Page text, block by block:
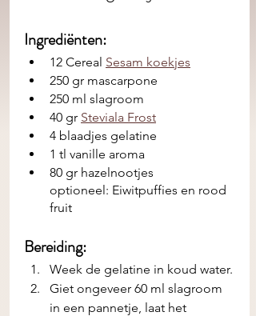
Ingrediënten:
12 Cereal Sesam koekjes
250 gr mascarpone
250 ml slagroom
40 gr Steviala Frost
4 blaadjes gelatine
1 tl vanille aroma
80 gr hazelnootjes
optioneel: Eiwitpuffies en rood
fruit
Bereiding:
Week de gelatine in koud water.
Giet ongeveer 60 ml slagroom
in een pannetje, laat het